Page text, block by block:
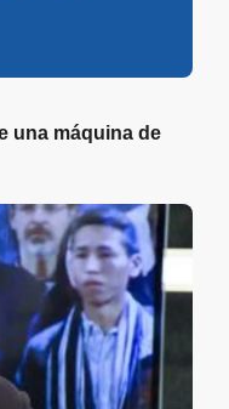
una máquina de